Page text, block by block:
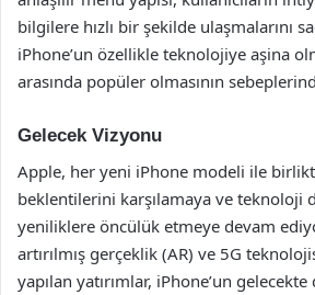
bilgilere hızlı bir şekilde ulaşmalarını
iPhone’un özellikle teknolojiye aşina
arasında popüler olmasının
Gelecek Vizyonu
Apple, her yeni iPhone modeli ile
beklentilerini karşılamaya ve teknoloji
yeniliklere öncülük etmeye devam
artırılmış gerçeklik (AR) ve 5G
yapılan yatırımlar, iPhone’un